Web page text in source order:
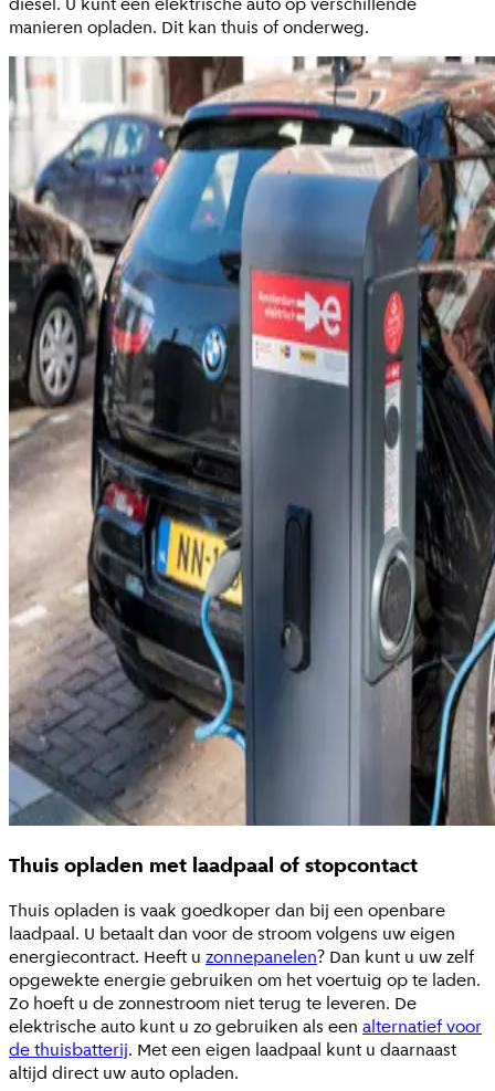
manieren opladen. Dit kan thuis of onderweg.
Thuis opladen met laadpaal of stopcontact
Thuis opladen is vaak goedkoper dan bij een openbare
laadpaal. U betaalt dan voor de stroom volgens uw eigen
energiecontract. Heeft u zonnepanelen? Dan kunt u uw zelf
opgewekte energie gebruiken om het voertuig op te laden.
Zo hoeft u de zonnestroom niet terug te leveren. De
elektrische auto kunt u zo gebruiken als een alternatief voor
de thuisbatterij. Met een eigen laadpaal kunt u daarnaast
altijd direct uw auto opladen.